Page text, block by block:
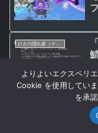
ひさの隠れ家（マビノギ日記）
よりよいエクスペリ
Cookie を使用してい
を承